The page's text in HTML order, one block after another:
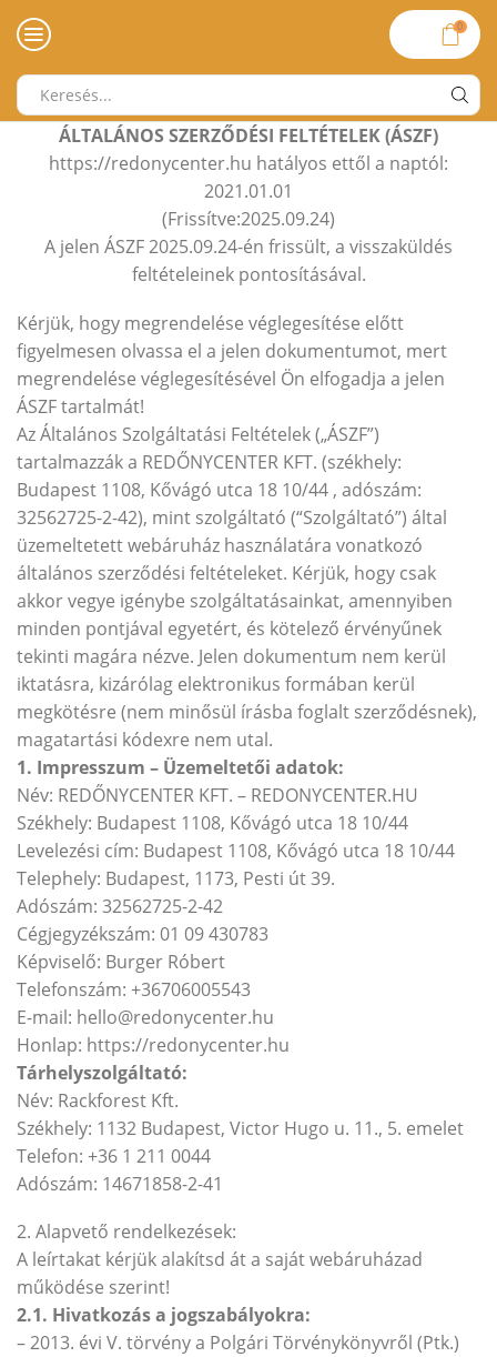
0
input
ÁLTALÁNOS SZERZŐDÉSI FELTÉTELEK (ÁSZF)
https://redonycenter.hu hatályos ettől a naptól:
2021.01.01
(Frissítve:2025.09.24)
A jelen ÁSZF 2025.09.24-én frissült, a visszaküldés
feltételeinek pontosításával.
Kérjük, hogy megrendelése véglegesítése előtt
figyelmesen olvassa el a jelen dokumentumot, mert
megrendelése véglegesítésével Ön elfogadja a jelen
ÁSZF tartalmát!
Az Általános Szolgáltatási Feltételek („ÁSZF”)
tartalmazzák a REDŐNYCENTER KFT. (székhely:
Budapest 1108, Kővágó utca 18 10/44 , adószám:
32562725-2-42), mint szolgáltató (“Szolgáltató”) által
üzemeltetett webáruház használatára vonatkozó
általános szerződési feltételeket. Kérjük, hogy csak
akkor vegye igénybe szolgáltatásainkat, amennyiben
minden pontjával egyetért, és kötelező érvényűnek
tekinti magára nézve. Jelen dokumentum nem kerül
iktatásra, kizárólag elektronikus formában kerül
megkötésre (nem minősül írásba foglalt szerződésnek),
magatartási kódexre nem utal.
1. Impresszum – Üzemeltetői adatok:
Név: REDŐNYCENTER KFT. – REDONYCENTER.HU
Székhely: Budapest 1108, Kővágó utca 18 10/44
Levelezési cím: Budapest 1108, Kővágó utca 18 10/44
Telephely: Budapest, 1173, Pesti út 39.
Adószám: 32562725-2-42
Cégjegyzékszám: 01 09 430783
Képviselő: Burger Róbert
Telefonszám: +36706005543
E-mail: hello@redonycenter.hu
Honlap: https://redonycenter.hu
Tárhelyszolgáltató:
Név: Rackforest Kft.
Székhely: 1132 Budapest, Victor Hugo u. 11., 5. emelet
Telefon: +36 1 211 0044
Adószám: 14671858-2-41
2. Alapvető rendelkezések:
A leírtakat kérjük alakítsd át a saját webáruházad
működése szerint!
2.1. Hivatkozás a jogszabályokra:
– 2013. évi V. törvény a Polgári Törvénykönyvről (Ptk.)